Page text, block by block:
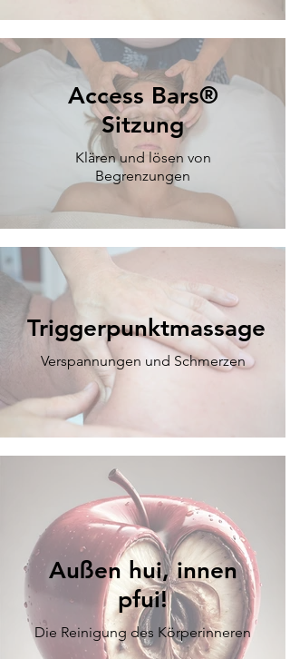
Access Bars®
Sitzung
Klären und lösen von
Begrenzungen
Triggerpunktmassage
Verspannungen und Schmerzen
Außen hui, innen
pfui!
Die Reinigung des Körperinneren